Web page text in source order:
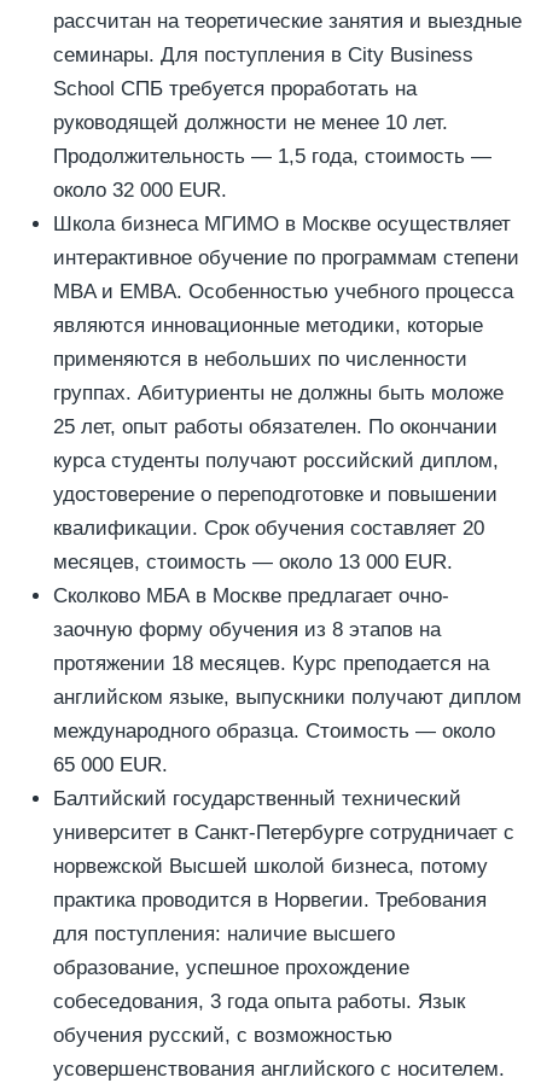
рассчитан на теоретические занятия и выездные
семинары. Для поступления в City Business
School СПБ требуется проработать на
руководящей должности не менее 10 лет.
Продолжительность — 1,5 года, стоимость —
около 32 000 EUR.
Школа бизнеса МГИМО в Москве осуществляет
интерактивное обучение по программам степени
MBA и EMBA. Особенностью учебного процесса
являются инновационные методики, которые
применяются в небольших по численности
группах. Абитуриенты не должны быть моложе
25 лет, опыт работы обязателен. По окончании
курса студенты получают российский диплом,
удостоверение о переподготовке и повышении
квалификации. Срок обучения составляет 20
месяцев, стоимость — около 13 000 EUR.
Сколково МБА в Москве предлагает очно-
заочную форму обучения из 8 этапов на
протяжении 18 месяцев. Курс преподается на
английском языке, выпускники получают диплом
международного образца. Стоимость — около
65 000 EUR.
Балтийский государственный технический
университет в Санкт-Петербурге сотрудничает с
норвежской Высшей школой бизнеса, потому
практика проводится в Норвегии. Требования
для поступления: наличие высшего
образование, успешное прохождение
собеседования, 3 года опыта работы. Язык
обучения русский, с возможностью
усовершенствования английского с носителем.